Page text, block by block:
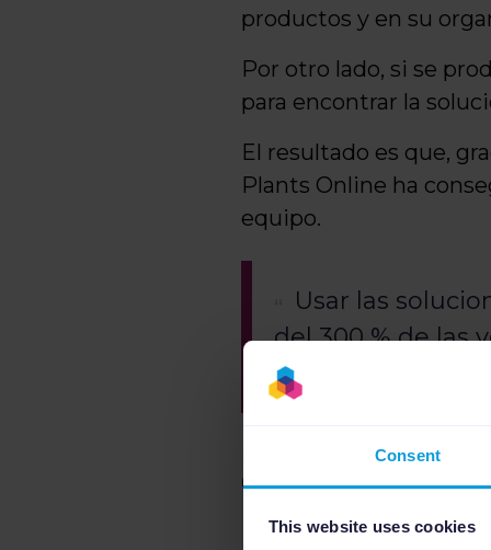
Consent
This website uses cookies
productos y en su
Por otro lado, si se
para encontrar la
El resultado es que,
Plants Online ha
equipo.
Usar las
del 300 % de las
anterior, y eso
Crecimiento